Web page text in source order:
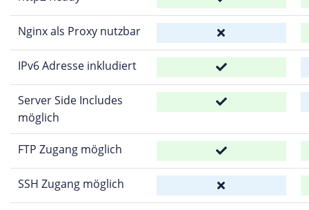
Nginx als Proxy nutzbar
IPv6 Adresse inkludiert
Server Side Includes
möglich
FTP Zugang möglich
SSH Zugang möglich